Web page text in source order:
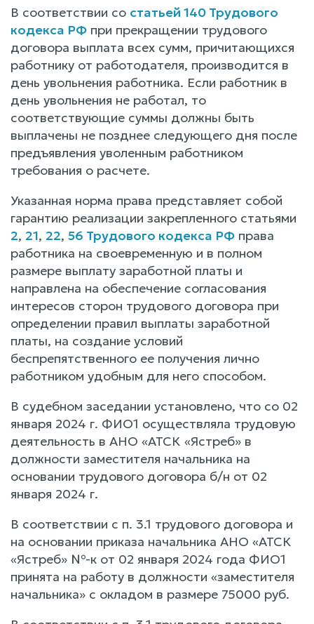
В соответствии со статьей 140 Трудового
кодекса РФ при прекращении трудового
договора выплата всех сумм, причитающихся
работнику от работодателя, производится в
день увольнения работника. Если работник в
день увольнения не работал, то
соответствующие суммы должны быть
выплачены не позднее следующего дня после
предъявления уволенным работником
требования о расчете.
Указанная норма права представляет собой
гарантию реализации закрепленного статьями
2, 21, 22, 56 Трудового кодекса РФ права
работника на своевременную и в полном
размере выплату заработной платы и
направлена на обеспечение согласования
интересов сторон трудового договора при
определении правил выплаты заработной
платы, на создание условий
беспрепятственного ее получения лично
работником удобным для него способом.
В судебном заседании установлено, что со 02
января 2024 г. ФИО1 осуществляла трудовую
деятельность в АНО «АТСК «Ястреб» в
должности заместителя начальника на
основании трудового договора б/н от 02
января 2024 г.
В соответствии с п. 3.1 трудового договора и
на основании приказа начальника АНО «АТСК
«Ястреб» №-к от 02 января 2024 года ФИО1
принята на работу в должности «заместителя
начальника» с окладом в размере 75000 руб.